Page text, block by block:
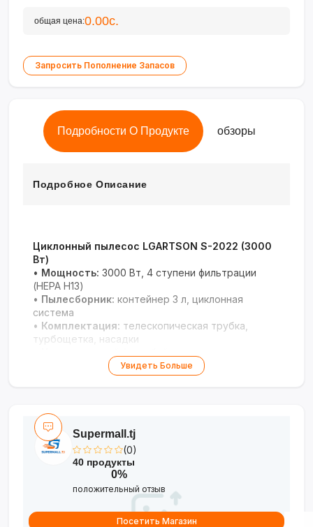
общая цена:0.00с.
Запросить Пополнение Запасов
Подробности О Продукте обзоры
Подробное Описание
Циклонный пылесос LGARTSON S-2022 (3000
Вт)
• Мощность: 3000 Вт, 4 ступени фильтрации
(HEPA H13)
• Пылесборник: контейнер 3 л, циклонная
система
• Комплектация: телескопическая трубка,
турбощетка, насадки
Профессиональное решение для аллергиков с
Увидеть Больше
Supermall.tj
(0)
40 продукты
0%
положительный отзыв
Посетить Магазин